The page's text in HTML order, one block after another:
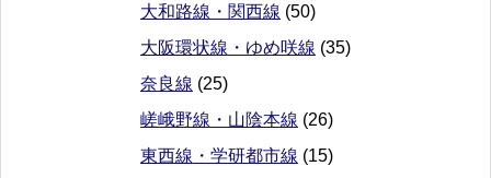
大和路線・関西線 (50)
大阪環状線・ゆめ咲線 (35)
奈良線 (25)
嵯峨野線・山陰本線 (26)
東西線・学研都市線 (15)